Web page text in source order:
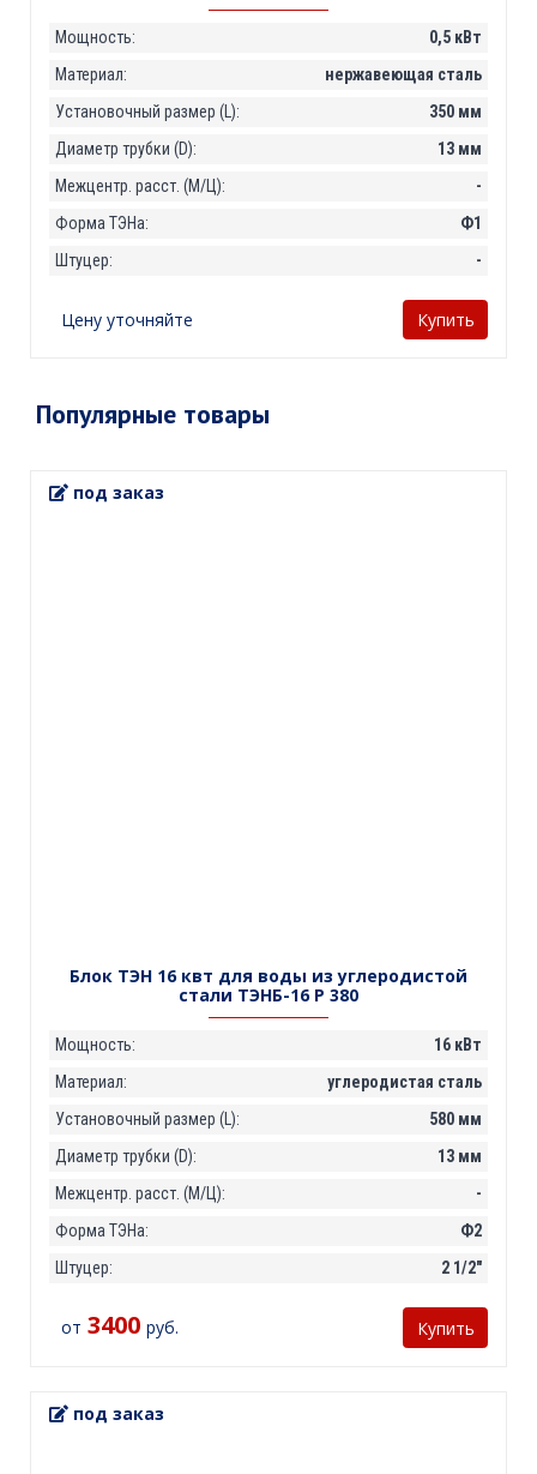
Мощность:
0,5 кВт
Материал:
нержавеющая сталь
Установочный размер (L):
350 мм
Диаметр трубки (D):
13 мм
Межцентр. расст. (М/Ц):
-
Форма ТЭНа:
Ф1
Штуцер:
-
Цену уточняйте Купить
Популярные товары
под заказ
Блок ТЭН 16 квт для воды из углеродистой
стали ТЭНБ-16 Р 380
Мощность:
16 кВт
Материал:
углеродистая сталь
Установочный размер (L):
580 мм
Диаметр трубки (D):
13 мм
Межцентр. расст. (М/Ц):
-
Форма ТЭНа:
Ф2
Штуцер:
2 1/2"
от 3400 руб. Купить
под заказ